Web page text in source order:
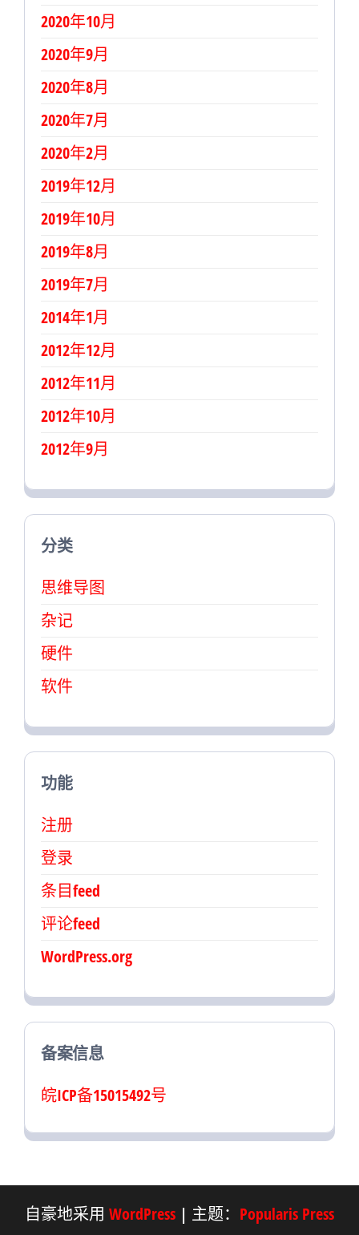
2020年10月
2020年9月
2020年8月
2020年7月
2020年2月
2019年12月
2019年10月
2019年8月
2019年7月
2014年1月
2012年12月
2012年11月
2012年10月
2012年9月
分类
思维导图
杂记
硬件
软件
功能
注册
登录
条目feed
评论feed
WordPress.org
备案信息
皖ICP备15015492号
自豪地采用 WordPress | 主题： Popularis Press